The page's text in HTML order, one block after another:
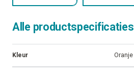
Alle productspecificaties
Kleur Oranje